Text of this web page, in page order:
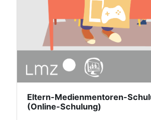
Eltern-Medienmentoren-
(Online-Schulung)